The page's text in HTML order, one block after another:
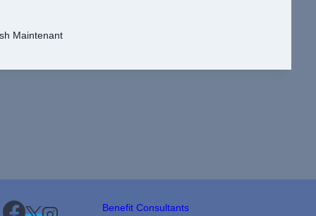
Maintenant
Benefit Consultants